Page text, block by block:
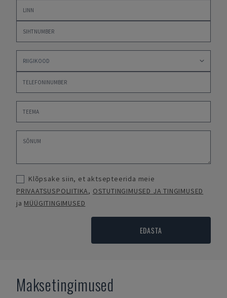
Klõpsake siin, et aktsepteerida meie
PRIVAATSUSPOLIITIKA, OSTUTINGIMUSED JA TINGIMUSED
ja MÜÜGITINGIMUSED
EDASTA
Maksetingimused